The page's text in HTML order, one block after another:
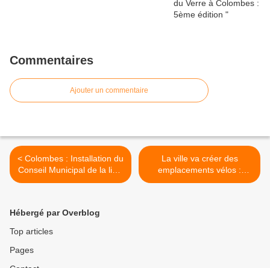
Commentaires
Ajouter un commentaire
< Colombes : Installation du
Conseil Municipal de la liste
#PourColombes avec
retransmis en Direct
La ville va créer des
emplacements vélos :
participez à cette initiative >
Hébergé par Overblog
Top articles
Pages